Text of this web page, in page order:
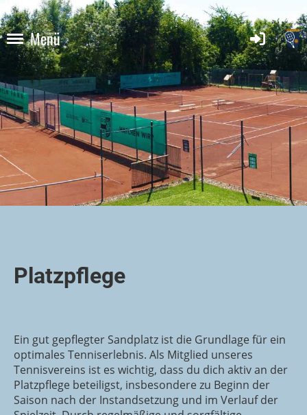
Menü
Platzpflege
Ein gut gepflegter Sandplatz ist die Grundlage für ein
optimales Tenniserlebnis. Als Mitglied unseres
Tennisvereins ist es wichtig, dass du dich aktiv an der
Platzpflege beteiligst, insbesondere zu Beginn der
Saison nach der Instandsetzung und im Verlauf der